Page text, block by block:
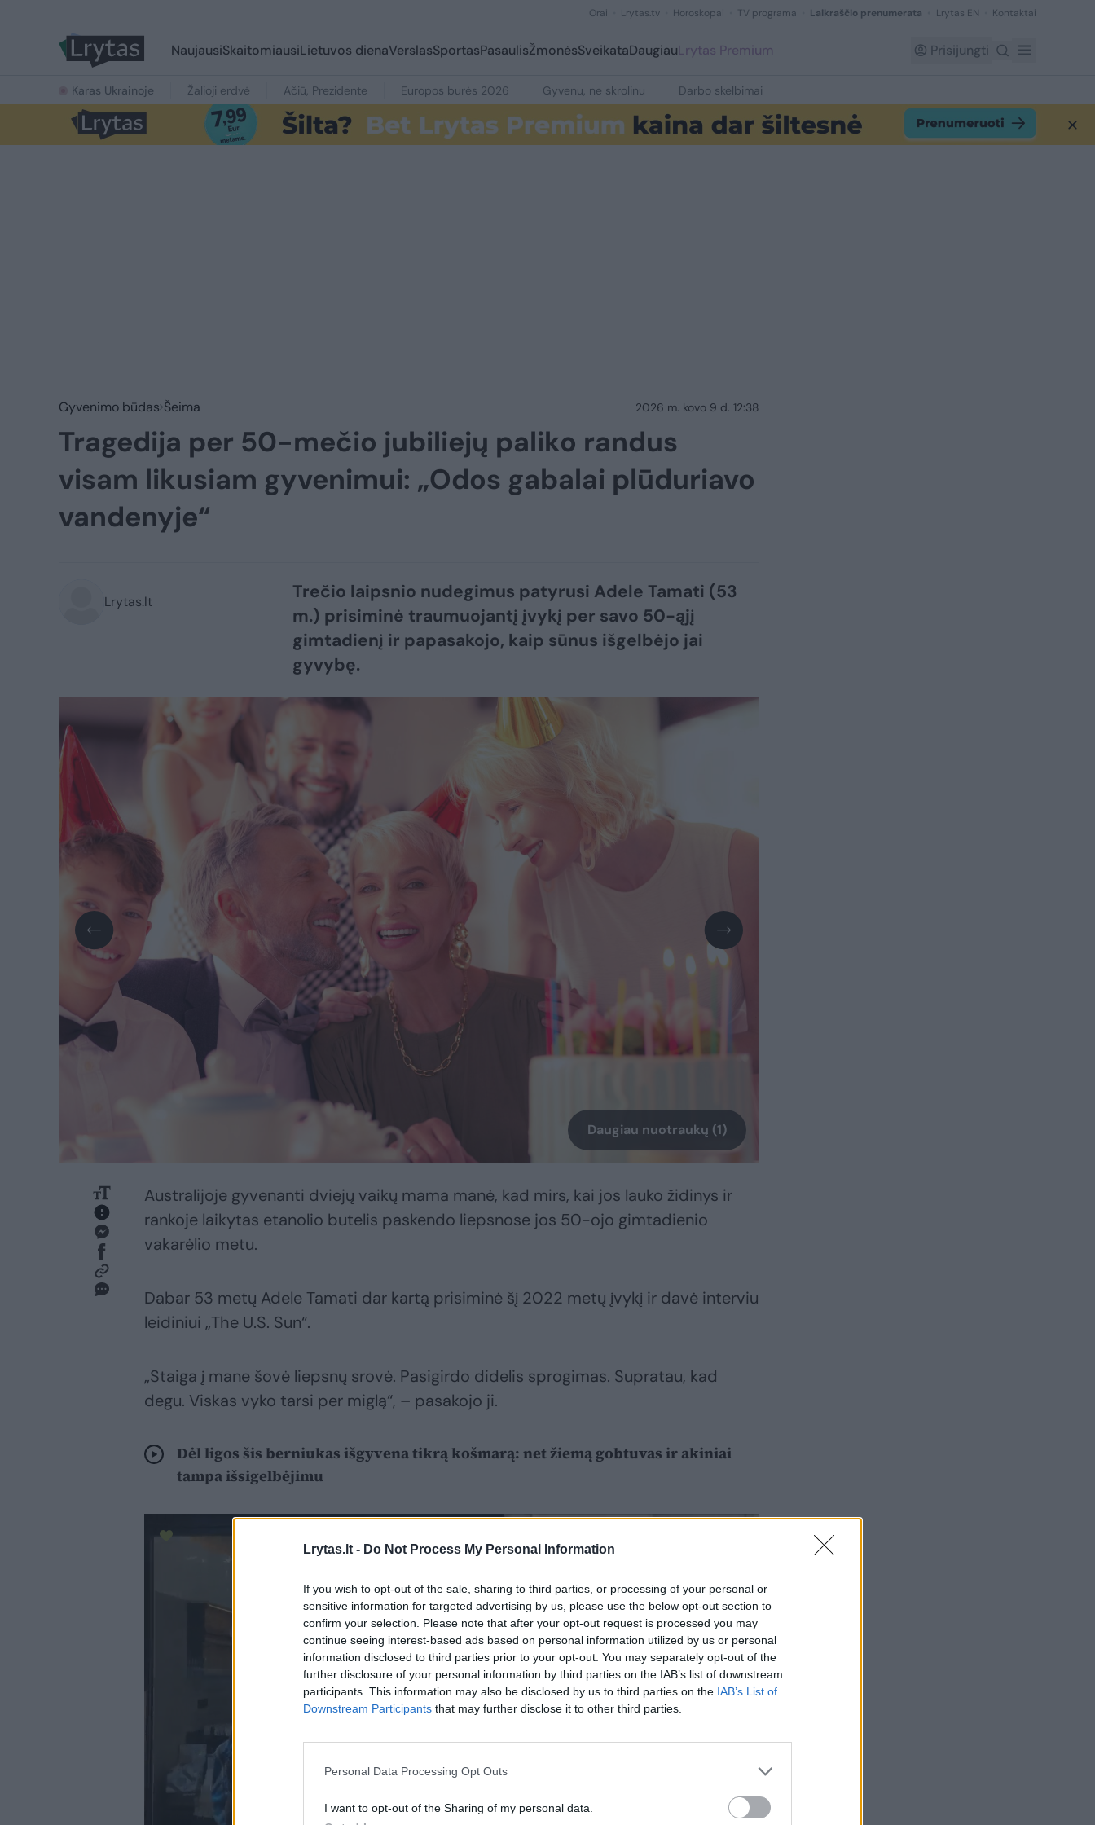
Lrytas.lt - Do Not Process My Personal Information
If you wish to opt-out of the sale, sharing to third parties, or processing of your personal or
sensitive information for targeted advertising by us, please use the below opt-out section to
confirm your selection. Please note that after your opt-out request is processed you may
continue seeing interest-based ads based on personal information utilized by us or personal
information disclosed to third parties prior to your opt-out. You may separately opt-out of the
further disclosure of your personal information by third parties on the IAB’s list of downstream
participants. This information may also be disclosed by us to third parties on the IAB’s List of
Downstream Participants that may further disclose it to other third parties.
Personal Data Processing Opt Outs
I want to opt-out of the Sharing of my personal data.
Orai Lrytas.tv Horoskopai TV programa Laikraščio prenumerata Lrytas EN Kontaktai
NaujausiSkaitomiausiLietuvos dienaVerslasSportasPasaulisŽmonėsSveikataDaugiauLrytas Premium Prisijungti
Karas Ukrainoje Žalioji erdvė Ačiū, Prezidente Europos burės 2026 Gyvenu, ne skrolinu Darbo skelbimai
Gyvenimo būdas Šeima 2026 m. kovo 9 d. 12:38
Tragedija per 50-mečio jubiliejų paliko randus
visam likusiam gyvenimui: „Odos gabalai plūduriavo
vandenyje“
Lrytas.lt
Trečio laipsnio nudegimus patyrusi Adele Tamati (53
m.) prisiminė traumuojantį įvykį per savo 50-ąjį
gimtadienį ir papasakojo, kaip sūnus išgelbėjo jai
gyvybę.
Daugiau nuotraukų (1)
Australijoje gyvenanti dviejų vaikų mama manė, kad mirs, kai jos lauko židinys ir
rankoje laikytas etanolio butelis paskendo liepsnose jos 50-ojo gimtadienio
vakarėlio metu.
Dabar 53 metų Adele Tamati dar kartą prisiminė šį 2022 metų įvykį ir davė interviu
leidiniui „The U.S. Sun“.
„Staiga į mane šovė liepsnų srovė. Pasigirdo didelis sprogimas. Supratau, kad
degu. Viskas vyko tarsi per miglą“, – pasakojo ji.
Dėl ligos šis berniukas išgyvena tikrą košmarą: net žiemą gobtuvas ir akiniai
tampa išsigelbėjimu